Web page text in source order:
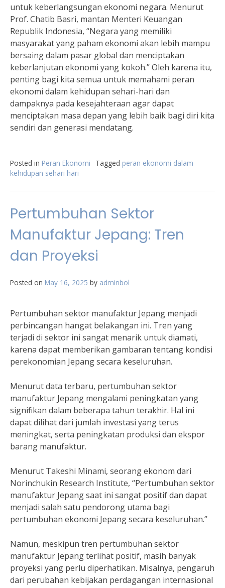
untuk keberlangsungan ekonomi negara. Menurut
Prof. Chatib Basri, mantan Menteri Keuangan
Republik Indonesia, “Negara yang memiliki
masyarakat yang paham ekonomi akan lebih mampu
bersaing dalam pasar global dan menciptakan
keberlanjutan ekonomi yang kokoh.” Oleh karena itu,
penting bagi kita semua untuk memahami peran
ekonomi dalam kehidupan sehari-hari dan
dampaknya pada kesejahteraan agar dapat
menciptakan masa depan yang lebih baik bagi diri kita
sendiri dan generasi mendatang.
Posted in Peran Ekonomi Tagged peran ekonomi dalam
kehidupan sehari hari
Pertumbuhan Sektor
Manufaktur Jepang: Tren
dan Proyeksi
Posted on May 16, 2025 by adminbol
Pertumbuhan sektor manufaktur Jepang menjadi
perbincangan hangat belakangan ini. Tren yang
terjadi di sektor ini sangat menarik untuk diamati,
karena dapat memberikan gambaran tentang kondisi
perekonomian Jepang secara keseluruhan.
Menurut data terbaru, pertumbuhan sektor
manufaktur Jepang mengalami peningkatan yang
signifikan dalam beberapa tahun terakhir. Hal ini
dapat dilihat dari jumlah investasi yang terus
meningkat, serta peningkatan produksi dan ekspor
barang manufaktur.
Menurut Takeshi Minami, seorang ekonom dari
Norinchukin Research Institute, “Pertumbuhan sektor
manufaktur Jepang saat ini sangat positif dan dapat
menjadi salah satu pendorong utama bagi
pertumbuhan ekonomi Jepang secara keseluruhan.”
Namun, meskipun tren pertumbuhan sektor
manufaktur Jepang terlihat positif, masih banyak
proyeksi yang perlu diperhatikan. Misalnya, pengaruh
dari perubahan kebijakan perdagangan internasional